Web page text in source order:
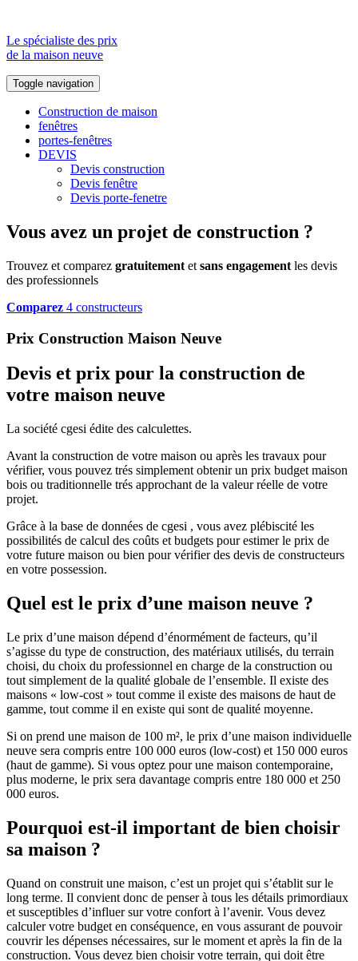
Le spécialiste des prix
de la maison neuve
Toggle navigation
Construction de maison
fenêtres
portes-fenêtres
DEVIS
Devis construction
Devis fenêtre
Devis porte-fenetre
Vous avez un projet de construction ?
Trouvez et comparez gratuitement et sans engagement les devis
des professionnels
Comparez 4 constructeurs
Prix Construction Maison Neuve
Devis et prix pour la construction de
votre maison neuve
La société cgesi édite des calculettes.
Avant la construction de votre maison ou après les travaux pour
vérifier, vous pouvez trés simplement obtenir un prix budget maison
bois ou traditionnelle trés approchant de la valeur réelle de votre
projet.
Grâce à la base de données de cgesi , vous avez plébiscité les
possibilités de calcul des coûts et budgets pour estimer le prix de
votre future maison ou bien pour vérifier des devis de constructeurs
en votre possession.
Quel est le prix d’une maison neuve ?
Le prix d’une maison dépend d’énormément de facteurs, qu’il
s’agisse du type de construction, des matériaux utilisés, du terrain
choisi, du choix du professionnel en charge de la construction ou
tout simplement de la qualité globale de l’ensemble. Il existe des
maisons « low-cost » tout comme il existe des maisons de haut de
gamme, tout comme il en existe qui sont de qualité moyenne.
Si on prend une maison de 100 m², le prix d’une maison individuelle
neuve sera compris entre 100 000 euros (low-cost) et 150 000 euros
(haut de gamme). Si vous optez pour une maison contemporaine,
plus moderne, le prix sera davantage compris entre 180 000 et 250
000 euros.
Pourquoi est-il important de bien choisir
sa maison ?
Quand on construit une maison, c’est un projet qui s’établit sur le
long terme. Il convient donc de penser à tous les détails primordiaux
et susceptibles d’influer sur votre confort à l’avenir. Vous devez
calculer votre budget en conséquence, en vous assurant de pouvoir
couvrir les dépenses nécessaires, sur le moment et après la fin de la
construction. Vous devez bien choisir votre terrain, qui doit être